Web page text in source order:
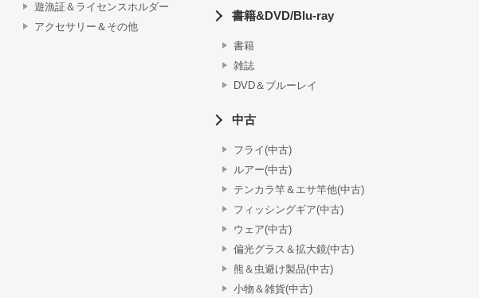
遊漁証＆ライセンスホルダー
アクセサリー＆その他
書籍&DVD/Blu-ray
書籍
雑誌
DVD＆ブルーレイ
中古
フライ(中古)
ルアー(中古)
テンカラ竿＆エサ竿他(中古)
フィッシングギア(中古)
ウェア(中古)
偏光グラス＆拡大鏡(中古)
熊＆虫避け製品(中古)
小物＆雑貨(中古)